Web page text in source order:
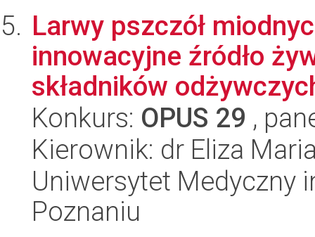
Larwy pszczół
innowacyjne źródło
składników
Konkurs: OPUS 29 ,
Kierownik: dr Eliza
Uniwersytet Medyczny
Poznaniu